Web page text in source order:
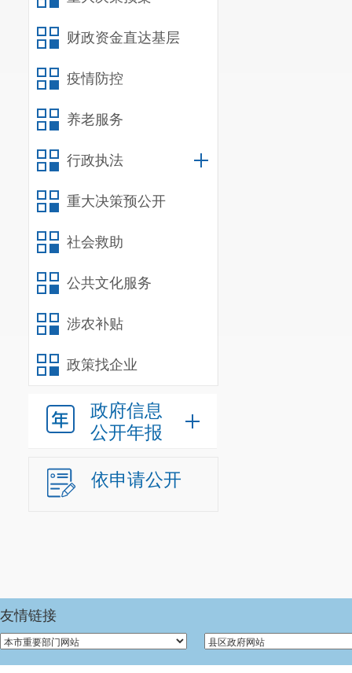
财政资金直达基层
疫情防控
养老服务
行政执法
重大决策预公开
社会救助
公共文化服务
涉农补贴
政策找企业
政府信息
公开年报
依申请公开
友情链接